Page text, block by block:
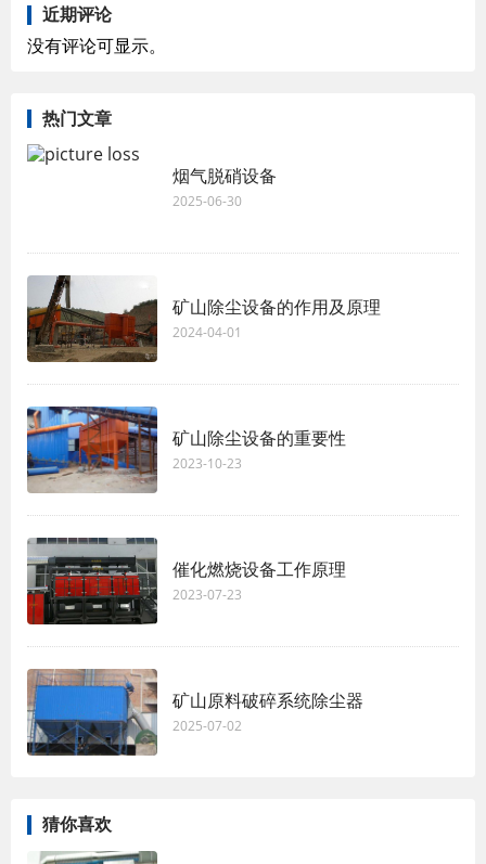
近期评论
没有评论可显示。
热门文章
烟气脱硝设备
2025-06-30
矿山除尘设备的作用及原理
2024-04-01
矿山除尘设备的重要性
2023-10-23
催化燃烧设备工作原理
2023-07-23
矿山原料破碎系统除尘器
2025-07-02
猜你喜欢